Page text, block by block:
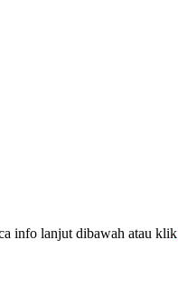
info lanjut dibawah atau klik